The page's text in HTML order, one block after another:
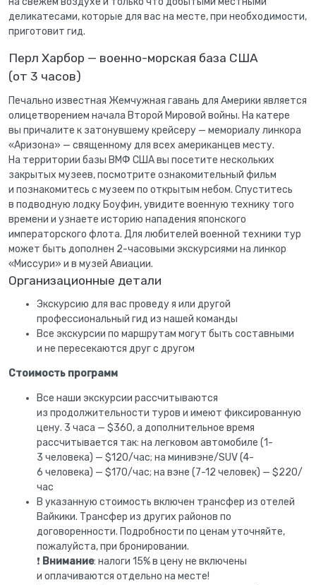
деликатесами, которые для вас на месте, при необходимости,
приготовит гид.
Перл Харбор — военно-морская база США
(от 3 часов)
Печально известная Жемчужная гавань для Америки является
олицетворением начала Второй Мировой войны. На катере
вы причалите к затонувшему крейсеру — мемориалу линкора
«Аризона» — священному для всех американцев месту.
На территории базы ВМФ США вы посетите нескольких
закрытых музеев, посмотрите ознакомительный фильм
и познакомитесь с музеем по открытым небом. Спуститесь
в подводную лодку Боуфин, увидите военную технику того
времени и узнаете историю нападения японского
императорского флота. Для любителей военной техники тур
может быть дополнен 2-часовыми экскурсиями на линкор
«Миссури» и в музей Авиации.
Организационные детали
Экскурсию для вас проведу я или другой
профессиональный гид из нашей команды
Все экскурсии по маршрутам могут быть составными
и не пересекаются друг с другом
Стоимость программ
Все наши экскурсии рассчитываются
из продолжительности туров и имеют фиксированную
цену. 3 часа — $360, а дополнительное время
рассчитывается так: на легковом автомобиле (1-
3 человека) — $120/час; на минивэне/SUV (4-
6 человека) — $170/час; на вэне (7-12 человек) — $220/
час
В указанную стоимость включен трансфер из отелей
Вайкики. Трансфер из других районов по
договоренности. Подробности по ценам уточняйте,
пожалуйста, при бронировании.
❗ Внимание: налоги 15% в цену не включены
и оплачиваются отдельно на месте!